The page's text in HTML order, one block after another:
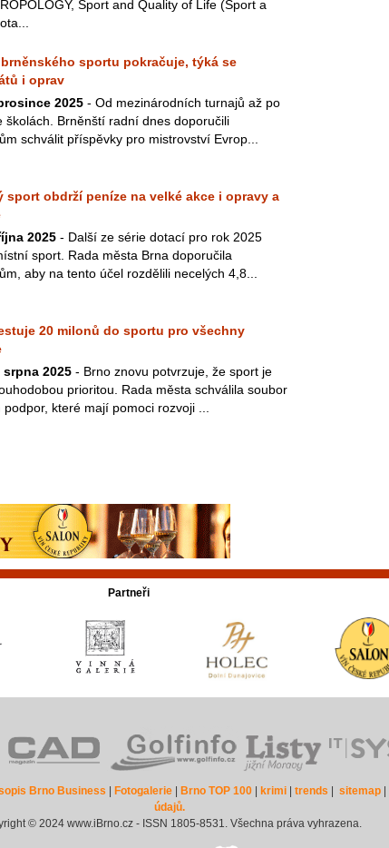
Sport and Quality of Life (Sport a
sportu pokračuje, týká se
i oprav
2025 - Od mezinárodních turnajů až po
školách. Brněnští radní dnes doporučili
schválit příspěvky pro mistrovství Evrop...
sport obdrží peníze na velké akce i opravy a
2025 - Další ze série dotací pro rok 2025
sport. Rada města Brna doporučila
aby na tento účel rozdělili necelých 4,8...
20 milonů do sportu pro všechny
srpna 2025 - Brno znovu potvrzuje, že sport je
prioritou. Rada města schválila soubor
které mají pomoci rozvoji ...
Partneři
Brno Business Fotogalerie| Brno TOP 100| krimi| trends sitemap|
údajů.
© 2024 www.iBrno.cz - ISSN 1805-8531. Všechna práva vyhrazena.